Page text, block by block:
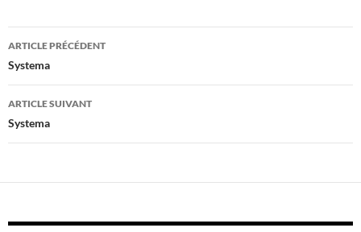
Navigation
des
articles
ARTICLE PRÉCÉDENT
Systema
ARTICLE SUIVANT
Systema